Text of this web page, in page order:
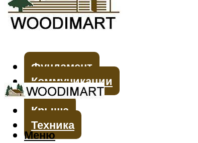
Фундамент
Коммуникации
Стены
Крыша
Техника
Меню